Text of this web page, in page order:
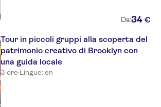
Da:34 €
Tour in piccoli gruppi alla scoperta del
patrimonio creativo di Brooklyn con
una guida locale
3 ore·Lingue: en